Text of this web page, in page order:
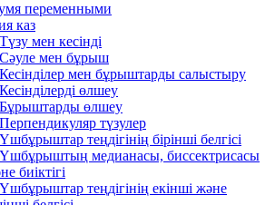
переменными
каз
мен кесінді
мен бұрыш
мен бұрыштарды салыстыру
өлшеу
өлшеу
түзулер
теңдігінің бірінші белгісі
медианасы, биссектрисасы
биіктігі
теңдігінің екінші және